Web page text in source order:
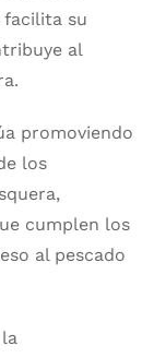
su
al
promoviendo
los
cumplen los
al pescado